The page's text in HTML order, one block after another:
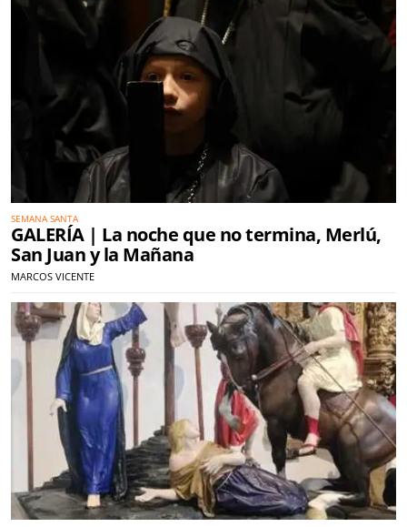
SEMANA SANTA
GALERÍA | La noche que no termina, Merlú,
San Juan y la Mañana
MARCOS VICENTE